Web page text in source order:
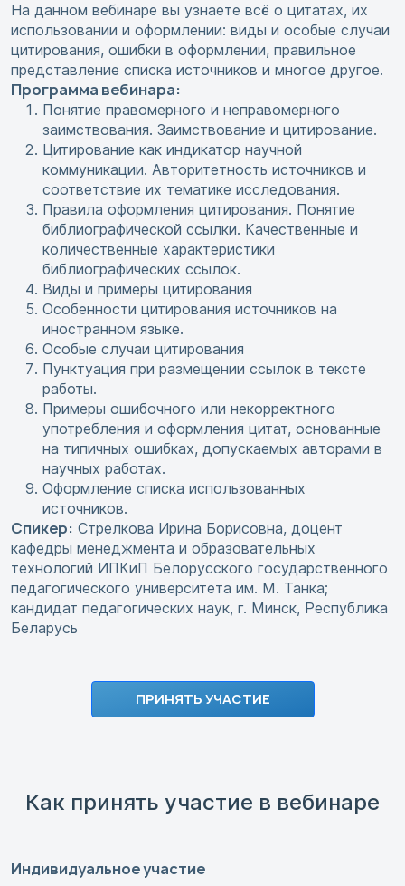
На данном вебинаре вы узнаете всё о цитатах, их
использовании и оформлении: виды и особые случаи
цитирования, ошибки в оформлении, правильное
представление списка источников и многое другое.
Программа вебинара:
Понятие правомерного и неправомерного
заимствования. Заимствование и цитирование.
Цитирование как индикатор научной
коммуникации. Авторитетность источников и
соответствие их тематике исследования.
Правила оформления цитирования. Понятие
библиографической ссылки. Качественные и
количественные характеристики
библиографических ссылок.
Виды и примеры цитирования
Особенности цитирования источников на
иностранном языке.
Особые случаи цитирования
Пунктуация при размещении ссылок в тексте
работы.
Примеры ошибочного или некорректного
употребления и оформления цитат, основанные
на типичных ошибках, допускаемых авторами в
научных работах.
Оформление списка использованных
источников.
Спикер: Стрелкова Ирина Борисовна, доцент
кафедры менеджмента и образовательных
технологий ИПКиП Белорусского государственного
педагогического университета им. М. Танка;
кандидат педагогических наук, г. Минск, Республика
Беларусь
ПРИНЯТЬ УЧАСТИЕ
Как принять участие в вебинаре
Индивидуальное участие